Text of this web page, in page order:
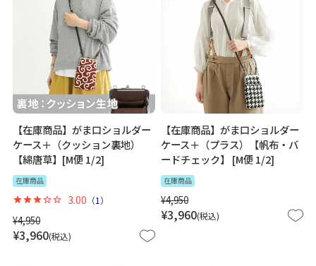
【在庫商品】がま口ショルダー
ケース＋（クッション裏地）
【綿唐草】[M便 1/2]
在庫商品
¥4,950
¥3,960 税込
3.00 （1 ）
【在庫商品】がま口ショルダー
ケース＋（プラス）【帆布・バ
ードチェック】 [M便 1/2]
在庫商品
¥4,950
¥3,960 税込